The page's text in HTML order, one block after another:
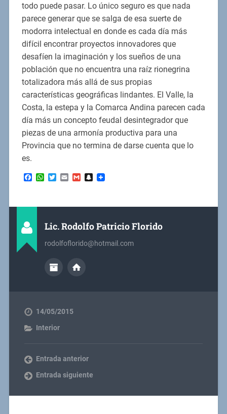
todo puede pasar. Lo único seguro es que nada
parece generar que se salga de esa suerte de
modorra intelectual en donde es cada día más
difícil encontrar proyectos innovadores que
desafíen la imaginación y los sueños de una
población que no encuentra una raíz rionegrina
totalizadora más allá de sus propias
características geográficas lindantes. El Valle, la
Costa, la estepa y la Comarca Andina parecen cada
día más un concepto feudal desintegrador que
piezas de una armonía productiva para una
Provincia que no termina de darse cuenta que lo
es.
Facebook
WhatsApp
Twitter
EmailGmailSnapchat
Lic. Rodolfo Patricio Florido
rodolfoflorido@hotmail.com
14/05/2015
Interior
Entrada anterior
Entrada siguiente